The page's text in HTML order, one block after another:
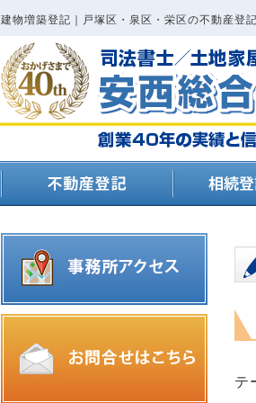
建物増築登記｜戸塚区・泉区・栄区の不動産登
テ